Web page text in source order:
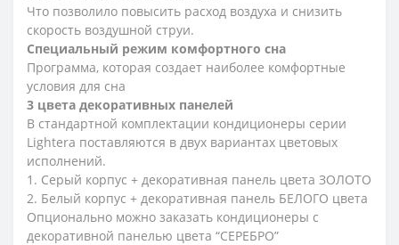
Что позволило повысить расход воздуха и снизить
скорость воздушной струи.
Специальный режим комфортного сна
Программа, которая создает наиболее комфортные
условия для сна
3 цвета декоративных панелей
В стандартной комплектации кондиционеры серии
Lightera поставляются в двух вариантах цветовых
исполнений.
1. Серый корпус + декоративная панель цвета ЗОЛОТО
2. Белый корпус + декоративная панель БЕЛОГО цвета
Опционально можно заказать кондиционеры с
декоративной панелью цвета “СЕРЕБРО”